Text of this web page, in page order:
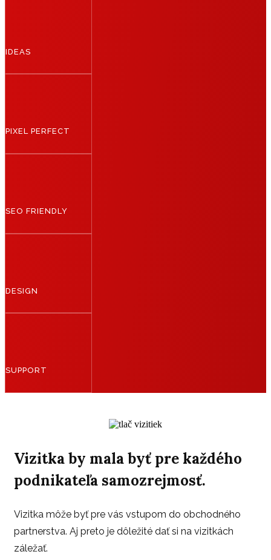
IDEAS
PIXEL PERFECT
SEO FRIENDLY
DESIGN
SUPPORT
Vizitka by mala byť pre každého
podnikateľa samozrejmosť.
Vizitka môže byť pre vás vstupom do obchodného
partnerstva. Aj preto je dôležité dať si na vizitkách
záležať.